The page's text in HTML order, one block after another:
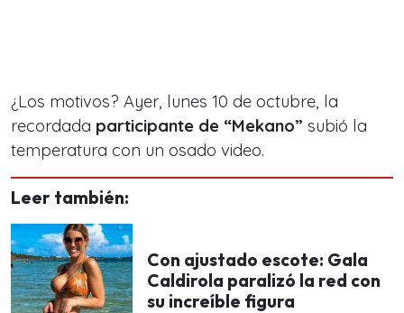
¿Los motivos? Ayer, lunes 10 de octubre, la
recordada participante de “Mekano” subió la
temperatura con un osado video.
Leer también:
Con ajustado escote: Gala
Caldirola paralizó la red con
su increíble figura